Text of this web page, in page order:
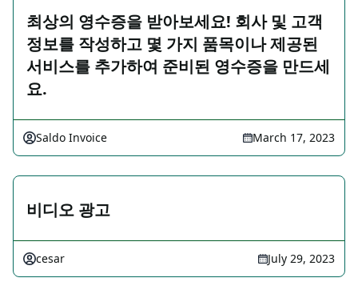
최상의 영수증을 받아보세요! 회사 및 고객
정보를 작성하고 몇 가지 품목이나 제공된
서비스를 추가하여 준비된 영수증을 만드세
요.
Saldo Invoice March 17, 2023
비디오 광고
cesar July 29, 2023